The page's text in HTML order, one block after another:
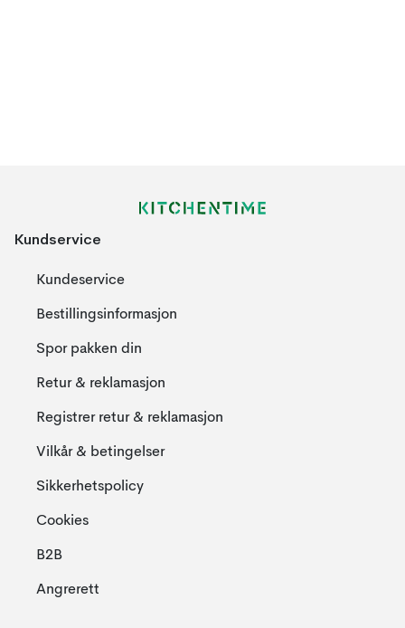
Kundservice
Kundeservice
Bestillingsinformasjon
Spor pakken din
Retur & reklamasjon
Registrer retur & reklamasjon
Vilkår & betingelser
Sikkerhetspolicy
Cookies
B2B
Angrerett